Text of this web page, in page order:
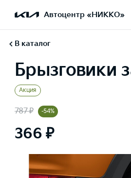
Автоцентр «НИККО»
В каталог
Брызговики
Акция
787 ₽ -54%
366 ₽